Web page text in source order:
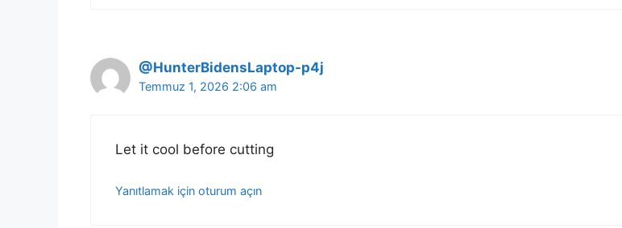
@HunterBidensLaptop-p4j
Temmuz 1, 2026 2:06 am
Let it cool before cutting
Yanıtlamak için oturum açın